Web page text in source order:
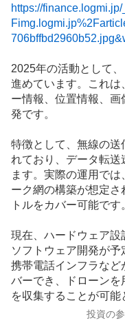
https://
2025年の活動として
進めています。これは
ー情報、位置情報、画
発です。
特徴として、無線の送
れており、データ転
ます。実際の運用で
ーク網の構築が想定
トルをカバー可能です
現在、ハードウェア設
ソフトウェア開発が予
携帯電話インフラなど
バーでき、ドローンを
を収集することが可能
投資の